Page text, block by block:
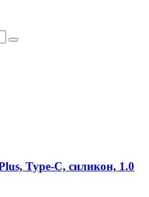
Type-C, силикон, 1.0